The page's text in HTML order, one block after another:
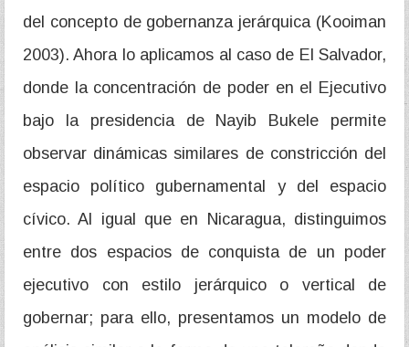
del concepto de gobernanza jerárquica (Kooiman
2003). Ahora lo aplicamos al caso de El Salvador,
donde la concentración de poder en el Ejecutivo
bajo la presidencia de Nayib Bukele permite
observar dinámicas similares de constricción del
espacio político gubernamental y del espacio
cívico. Al igual que en Nicaragua, distinguimos
entre dos espacios de conquista de un poder
ejecutivo con estilo jerárquico o vertical de
gobernar; para ello, presentamos un modelo de